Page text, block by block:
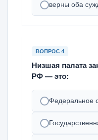
верны оба
ВОПРОС 4
Низшая палата
РФ — это:
Федеральное